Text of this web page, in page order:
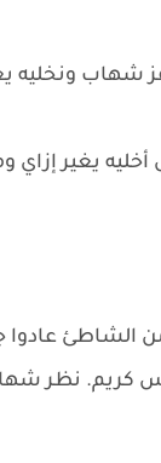
شهاب ونخليه
أخليه يغير إزاي
من الشاطئ
كريم. نظر